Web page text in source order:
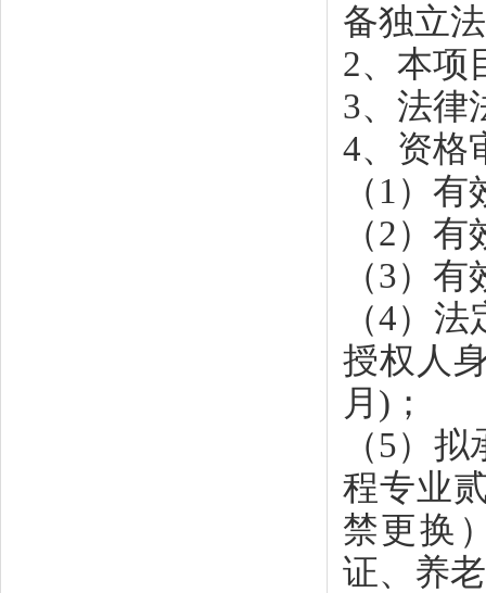
备独立
2、本项
3、法律
4、资格
（ 1）有
（2）有
（3）有
（4）法
授权人
月)；
（5）拟
程专业
禁更换
证、养